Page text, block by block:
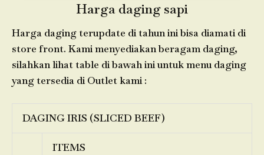
Harga daging sapi
Harga daging terupdate di tahun ini bisa diamati di
store front. Kami menyediakan beragam daging,
silahkan lihat table di bawah ini untuk menu daging
yang tersedia di Outlet kami :
DAGING IRIS (SLICED BEEF)
ITEMS